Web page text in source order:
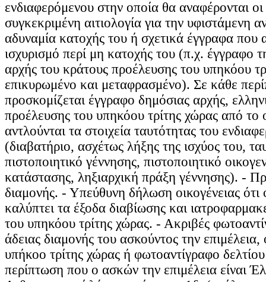
ενδιαφερόμενου στην οποία θα αναφέρονται οι
συγκεκριμένη αιτιολογία για την υφιστάμενη
αδυναμία κατοχής του ή σχετικά έγγραφα που
ισχυρισμό περί μη κατοχής του (π.χ. έγγραφο
αρχής του κράτους προέλευσης του υπηκόου
επικυρωμένο και μεταφρασμένο). Σε κάθε
προσκομίζεται έγγραφο δημόσιας αρχής,
προέλευσης του υπηκόου τρίτης χώρας από το
αντλούνται τα στοιχεία ταυτότητας του
(διαβατήριο, ασχέτως λήξης της ισχύος του,
πιστοποιητικό γέννησης, πιστοποιητικό
κατάστασης, ληξιαρχική πράξη γέννησης). -
διαμονής. - Υπεύθυνη δήλωση οικογένειας ότι
καλύπτει τα έξοδα διαβίωσης και
του υπηκόου τρίτης χώρας. - Ακριβές
άδειας διαμονής του ασκούντος την επιμέλεια,
υπήκοο τρίτης χώρας ή φωτοαντίγραφο
περίπτωση που ο ασκών την επιμέλεια είναι